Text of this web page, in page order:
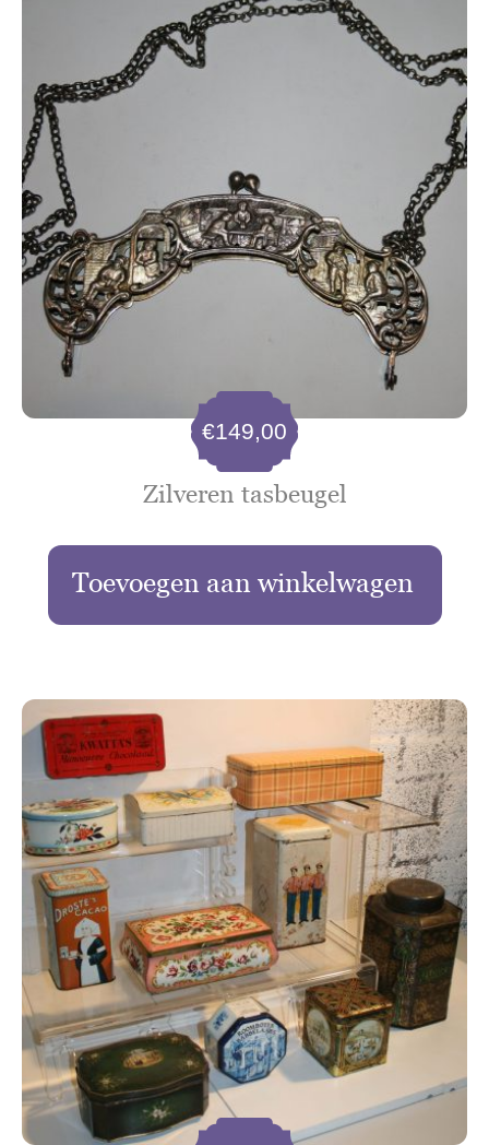
Zilveren tasbeugel
€149,00
Toevoegen aan winkelwagen